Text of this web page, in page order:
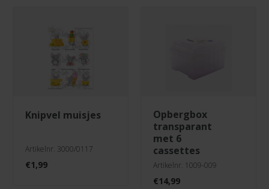
knipvel muisjes
Artikelnr. 3000/0117
€1,99
opbergbox
transparant
met 6
cassettes
Artikelnr. 1009-009
€14,99